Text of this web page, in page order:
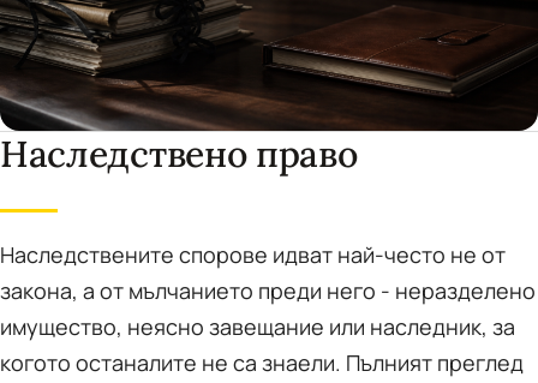
Наследствено право
Наследствените спорове идват най-често не от
закона, а от мълчанието преди него - неразделено
имущество, неясно завещание или наследник, за
когото останалите не са знаели. Пълният преглед